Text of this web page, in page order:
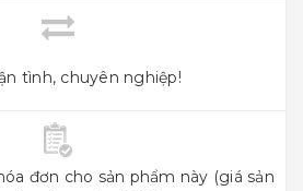
tình, chuyên nghiệp!
đơn cho sản phẩm này (giá sản